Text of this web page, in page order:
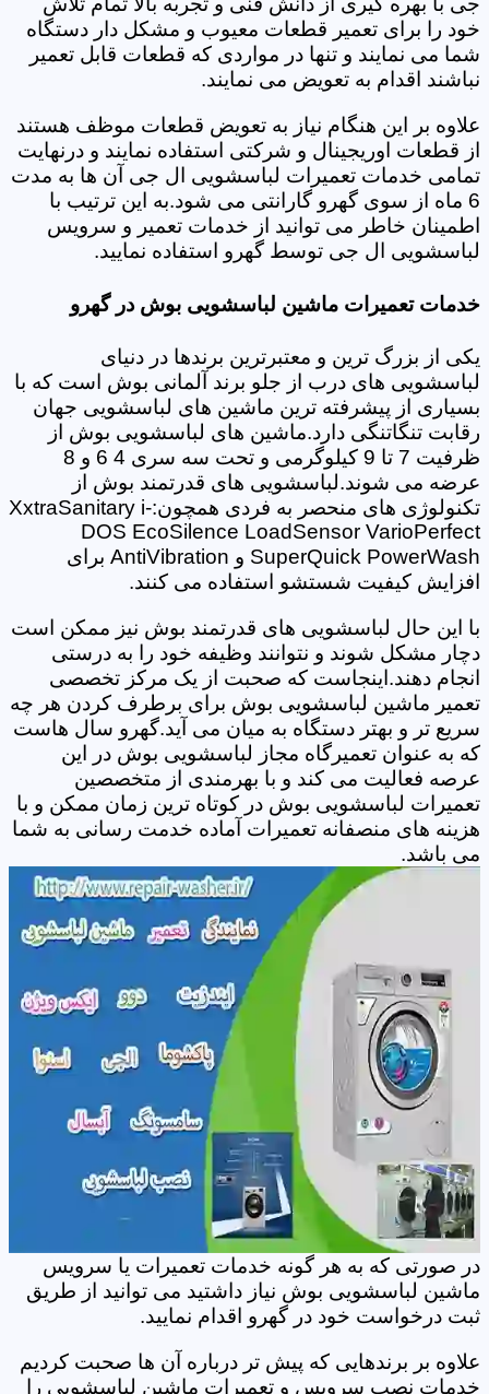
خود را برای تعمیر قطعات معیوب و مشکل دار دستگاه
شما می نمایند و تنها در مواردی که قطعات قابل تعمیر
نباشند اقدام به تعویض می نمایند.
علاوه بر این هنگام نیاز به تعویض قطعات موظف هستند
از قطعات اوریجینال و شرکتی استفاده نمایند و درنهایت
تمامی خدمات تعمیرات لباسشویی ال جی آن ها به مدت
6 ماه از سوی گهرو گارانتی می شود.به این ترتیب با
اطمینان خاطر می توانید از خدمات تعمیر و سرویس
لباسشویی ال جی توسط گهرو استفاده نمایید.
خدمات تعمیرات ماشین لباسشویی بوش در گهرو
یکی از بزرگ ترین و معتبرترین برندها در دنیای
لباسشویی های درب از جلو برند آلمانی بوش است که با
بسیاری از پیشرفته ترین ماشین های لباسشویی جهان
رقابت تنگاتنگی دارد.ماشین های لباسشویی بوش از
ظرفیت 7 تا 9 کیلوگرمی و تحت سه سری 4 6 و 8
عرضه می شوند.لباسشویی های قدرتمند بوش از
تکنولوژی های منحصر به فردی همچون:XxtraSanitary i-
DOS EcoSilence LoadSensor VarioPerfect
SuperQuick PowerWash و AntiVibration برای
افزایش کیفیت شستشو استفاده می کنند.
با این حال لباسشویی های قدرتمند بوش نیز ممکن است
دچار مشکل شوند و نتوانند وظیفه خود را به درستی
انجام دهند.اینجاست که صحبت از یک مرکز تخصصی
تعمیر ماشین لباسشویی بوش برای برطرف کردن هر چه
سریع تر و بهتر دستگاه به میان می آید.گهرو سال هاست
که به عنوان تعمیرگاه مجاز لباسشویی بوش در این
عرصه فعالیت می کند و با بهرمندی از متخصصین
تعمیرات لباسشویی بوش در کوتاه ترین زمان ممکن و با
هزینه های منصفانه تعمیرات آماده خدمت رسانی به شما
می باشد.
در صورتی که به هر گونه خدمات تعمیرات یا سرویس
ماشین لباسشویی بوش نیاز داشتید می توانید از طریق
ثبت درخواست خود در گهرو اقدام نمایید.
علاوه بر برندهایی که پیش تر درباره آن ها صحبت کردیم
خدمات نصب سرویس و تعمیرات ماشین لباسشویی را